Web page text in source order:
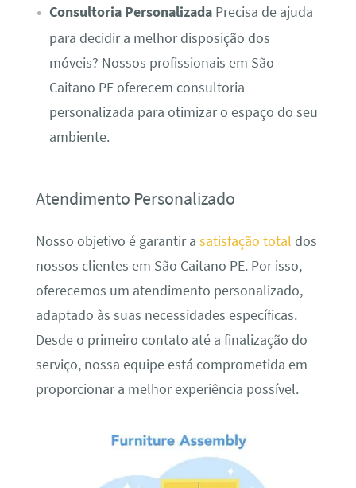
Consultoria PersonalizadaPrecisa de ajuda
para decidir a melhor disposição dos
móveis? Nossos profissionais em São
Caitano PE oferecem consultoria
personalizada para otimizar o espaço do seu
ambiente.
Atendimento Personalizado
Nosso objetivo é garantir a satisfação total dos
nossos clientes em São Caitano PE. Por isso,
oferecemos um atendimento personalizado,
adaptado às suas necessidades específicas.
Desde o primeiro contato até a finalização do
serviço, nossa equipe está comprometida em
proporcionar a melhor experiência possível.